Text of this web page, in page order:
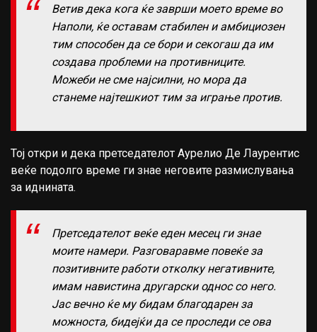
Ветив дека кога ќе заврши моето време во
Наполи, ќе оставам стабилен и амбициозен
тим способен да се бори и секогаш да им
создава проблеми на противниците.
Можеби не сме најсилни, но мора да
станеме најтешкиот тим за играње против.
Тој откри и дека претседателот Аурелио Де Лаурентис
веќе подолго време ги знае неговите размислувања
за иднината.
Претседателот веќе еден месец ги знае
моите намери. Разговаравме повеќе за
позитивните работи отколку негативните,
имам навистина другарски однос со него.
Јас вечно ќе му бидам благодарен за
можноста, бидејќи да се проследи се ова